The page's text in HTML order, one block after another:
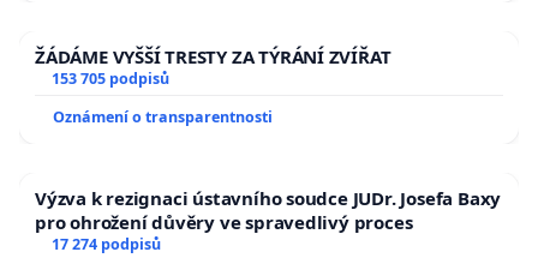
ŽÁDÁME VYŠŠÍ TRESTY ZA TÝRÁNÍ ZVÍŘAT
153 705 podpisů
Oznámení o transparentnosti
Výzva k rezignaci ústavního soudce JUDr. Josefa Baxy
pro ohrožení důvěry ve spravedlivý proces
17 274 podpisů